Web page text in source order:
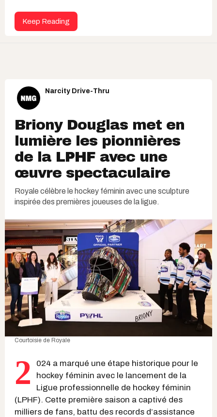
Keep Reading
Narcity Drive-Thru
Briony Douglas met en
lumière les pionnières
de la LPHF avec une
œuvre spectaculaire
Royale célèbre le hockey féminin avec une sculpture
inspirée des premières joueuses de la ligue.
Courtoisie de Royale
2
024 a marqué une étape historique pour le
hockey féminin avec le lancement de la
Ligue professionnelle de hockey féminin
(LPHF). Cette première saison a captivé des
milliers de fans, battu des records d’assistance